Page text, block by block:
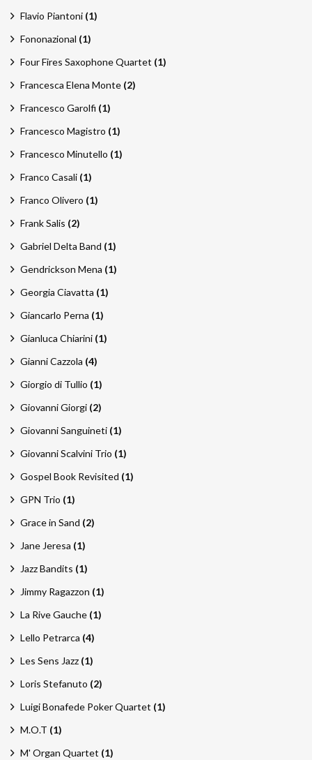
Flavio Piantoni (1)
Fononazional (1)
Four Fires Saxophone Quartet (1)
Francesca Elena Monte (2)
Francesco Garolfi (1)
Francesco Magistro (1)
Francesco Minutello (1)
Franco Casali (1)
Franco Olivero (1)
Frank Salis (2)
Gabriel Delta Band (1)
Gendrickson Mena (1)
Georgia Ciavatta (1)
Giancarlo Perna (1)
Gianluca Chiarini (1)
Gianni Cazzola (4)
Giorgio di Tullio (1)
Giovanni Giorgi (2)
Giovanni Sanguineti (1)
Giovanni Scalvini Trio (1)
Gospel Book Revisited (1)
GPN Trio (1)
Grace in Sand (2)
Jane Jeresa (1)
Jazz Bandits (1)
Jimmy Ragazzon (1)
La Rive Gauche (1)
Lello Petrarca (4)
Les Sens Jazz (1)
Loris Stefanuto (2)
Luigi Bonafede Poker Quartet (1)
M.O.T (1)
M' Organ Quartet (1)